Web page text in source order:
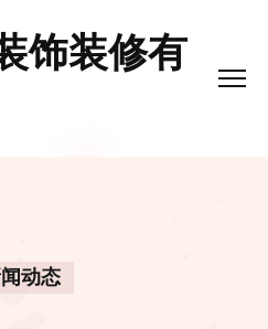
饰装修有
动态